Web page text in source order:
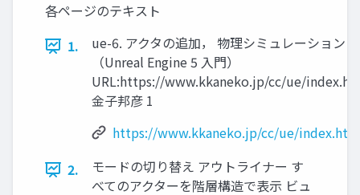
各ページのテキスト
1.
ue-6. アクタの追加， 物理シミュレーション
（Unreal Engine 5 入門）
URL:https://www.kkaneko.jp/cc/ue/
金子邦彦 1
https://www.kkaneko.jp/cc/ue/
2.
モードの切り替え アウトライナー す
べてのアクターを階層構造で表示 ビュ